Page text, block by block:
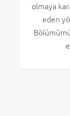
olmaya
eden